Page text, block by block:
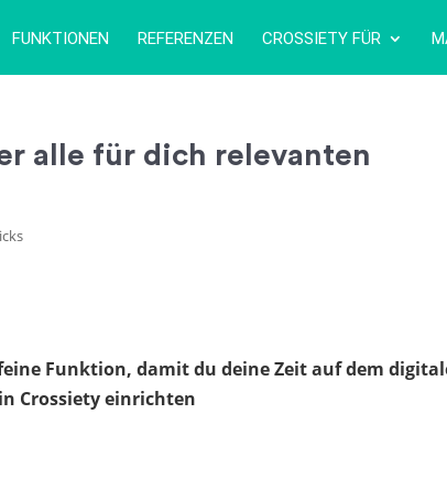
FUNKTIONEN REFERENZEN CROSSIETY FÜR
alle für dich relevanten
Funktion, damit du deine Zeit auf dem
Crossiety einrichten